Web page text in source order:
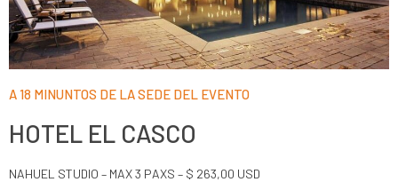
A 18 MINUNTOS DE LA SEDE DEL EVENTO
HOTEL EL CASCO
NAHUEL STUDIO – MAX 3 PAXS – $ 263,00 USD